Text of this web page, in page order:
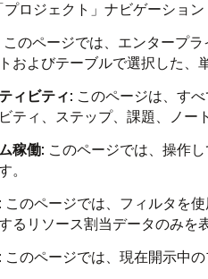
プロジェクト」ナビゲーショ
このページでは、エンタープ
およびテーブルで選択した、
ィビティ: このページは、す
ティ、ステップ、課題、ノー
稼働: このページでは、操作
。
: このページでは、フィルタを
るリソース割当データのみを
: このページでは、現在開示中